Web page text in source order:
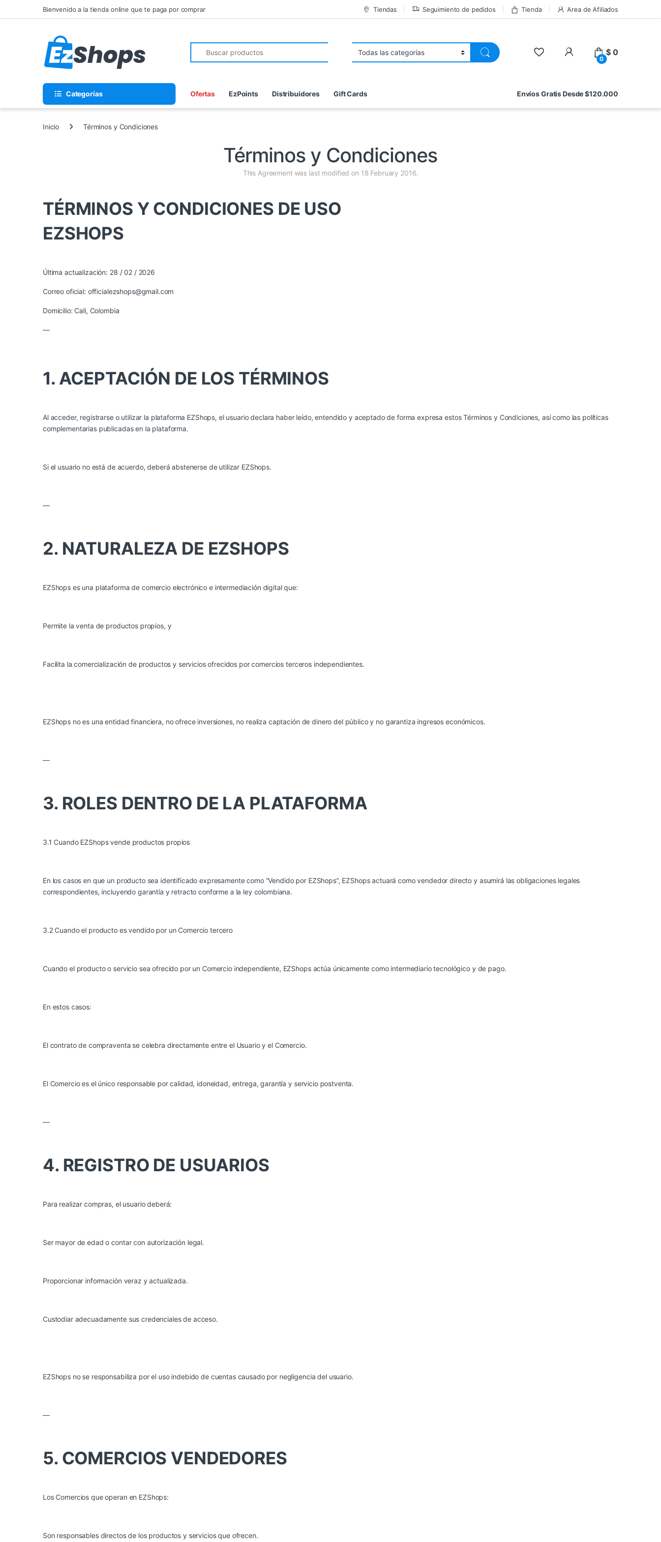
Saltar a la navegación
Saltar al contenidoBienvenido a la tienda online que te paga por comprar Tiendas Seguimiento de pedidos Tienda Area de Afiliados
Búsqueda de:
0
$ 0
Categorías Ofertas EzPoints Distribuidores Gift Cards Envíos Gratis Desde $120.000
Inicio Términos y Condiciones
Términos y Condiciones
This Agreement was last modified on 18 February 2016.
TÉRMINOS Y CONDICIONES DE USO
EZSHOPS
Última actualización: 28 / 02 / 2026
Correo oficial: officialezshops@gmail.com
Domicilio: Cali, Colombia
—
1. ACEPTACIÓN DE LOS TÉRMINOS
Al acceder, registrarse o utilizar la plataforma EZShops, el usuario declara haber leído, entendido y aceptado de forma expresa estos Términos y Condiciones, así como las políticas
complementarias publicadas en la plataforma.
Si el usuario no está de acuerdo, deberá abstenerse de utilizar EZShops.
—
2. NATURALEZA DE EZSHOPS
EZShops es una plataforma de comercio electrónico e intermediación digital que:
Permite la venta de productos propios, y
Facilita la comercialización de productos y servicios ofrecidos por comercios terceros independientes.
EZShops no es una entidad financiera, no ofrece inversiones, no realiza captación de dinero del público y no garantiza ingresos económicos.
—
3. ROLES DENTRO DE LA PLATAFORMA
3.1 Cuando EZShops vende productos propios
En los casos en que un producto sea identificado expresamente como “Vendido por EZShops”, EZShops actuará como vendedor directo y asumirá las obligaciones legales
correspondientes, incluyendo garantía y retracto conforme a la ley colombiana.
3.2 Cuando el producto es vendido por un Comercio tercero
Cuando el producto o servicio sea ofrecido por un Comercio independiente, EZShops actúa únicamente como intermediario tecnológico y de pago.
En estos casos:
El contrato de compraventa se celebra directamente entre el Usuario y el Comercio.
El Comercio es el único responsable por calidad, idoneidad, entrega, garantía y servicio postventa.
—
4. REGISTRO DE USUARIOS
Para realizar compras, el usuario deberá:
Ser mayor de edad o contar con autorización legal.
Proporcionar información veraz y actualizada.
Custodiar adecuadamente sus credenciales de acceso.
EZShops no se responsabiliza por el uso indebido de cuentas causado por negligencia del usuario.
—
5. COMERCIOS VENDEDORES
Los Comercios que operan en EZShops:
Son responsables directos de los productos y servicios que ofrecen.